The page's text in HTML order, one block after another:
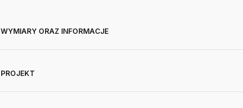
WYMIARY ORAZ INFORMACJE
PROJEKT